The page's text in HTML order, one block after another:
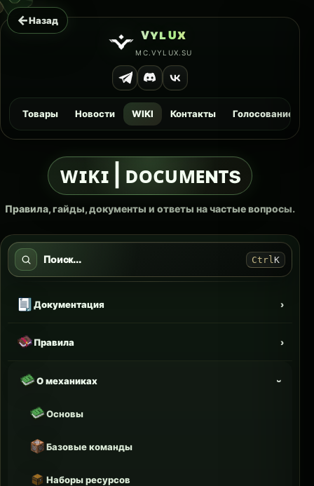
ᴠʏʟᴜx
MC.VYLUX.SU
Товары Новости WIKI Контакты Голосование
←Назад
ᴡɪᴋɪ | ᴅᴏᴄᴜᴍᴇɴᴛs
Правила, гайды, документы и ответы на частые вопросы.
Поиск... Ctrl K
Документация
Правила
О механиках
Основы
Базовые команды
Наборы ресурсов